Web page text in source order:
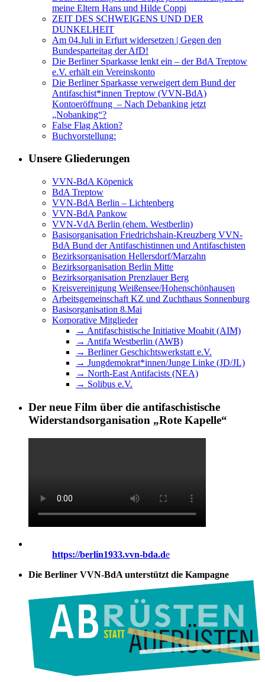
meine Eltern Hans und Hilde Coppi
ZEIT DES SCHWEIGENS UND DER
DUNKELHEIT
Am 04.Juli in Erfurt widersetzen | Gegen den
Bundesparteitag der AfD!
Die Berliner Sparkasse lenkt ein – der BdA Treptow
e.V. erhält ein Vereinskonto
Die Berliner Sparkasse verweigert dem Bund der
Antifaschist*innen Treptow (VVN-BdA)
Kontoeröffnung – Nach Debanking jetzt
„Nobanking“?
False Flag Aktion?
Buchvorstellung:
Unsere Gliederungen
VVN-BdA Köpenick
BdA Treptow
VVN-BdA Berlin – Lichtenberg
VVN-BdA Pankow
VVN-VdA Berlin (ehem. Westberlin)
Basisorganisation Friedrichshain-Kreuzberg VVN-
BdA Bund der Antifaschistinnen und Antifaschisten
Bezirksorganisation Hellersdorf/Marzahn
Bezirksorganisation Berlin Mitte
Bezirksorganisation Prenzlauer Berg
Kreisvereinigung Weißensee/Hohenschönhausen
Arbeitsgemeinschaft KZ und Zuchthaus Sonnenburg
Basisorganisation 8.Mai
Korporative Mitglieder
→ Antifaschistische Initiative Moabit (AIM)
→ Antifa Westberlin (AWB)
→ Berliner Geschichtswerkstatt e.V.
→ Jungdemokrat*innen/Junge Linke (JD/JL)
→ North-East Antifacists (NEA)
→ Solibus e.V.
Der neue Film über die antifaschistische
Widerstandsorganisation „Rote Kapelle“
https://berlin1933.vvn-bda.de
Die Berliner VVN-BdA unterstützt die Kampagne